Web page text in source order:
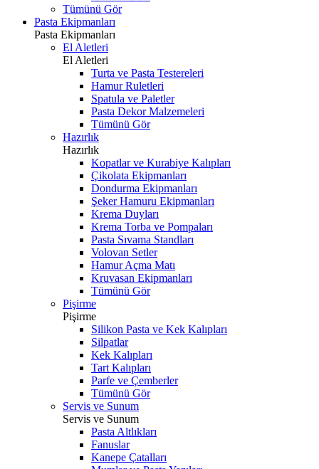
Tümünü Gör
Pasta Ekipmanları
Pasta Ekipmanları
El Aletleri
El Aletleri
Turta ve Pasta Testereleri
Hamur Ruletleri
Spatula ve Paletler
Pasta Dekor Malzemeleri
Tümünü Gör
Hazırlık
Hazırlık
Kopatlar ve Kurabiye Kalıpları
Çikolata Ekipmanları
Dondurma Ekipmanları
Şeker Hamuru Ekipmanları
Krema Duyları
Krema Torba ve Pompaları
Pasta Sıvama Standları
Volovan Setler
Hamur Açma Matı
Kruvasan Ekipmanları
Tümünü Gör
Pişirme
Pişirme
Silikon Pasta ve Kek Kalıpları
Silpatlar
Kek Kalıpları
Tart Kalıpları
Parfe ve Çemberler
Tümünü Gör
Servis ve Sunum
Servis ve Sunum
Pasta Altlıkları
Fanuslar
Kanepe Çatalları